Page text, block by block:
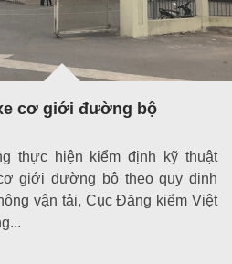
cơ giới đường bộ
thực hiện kiểm định kỹ thuật
giới đường bộ theo quy định
vận tải, Cục Đăng kiểm Việt